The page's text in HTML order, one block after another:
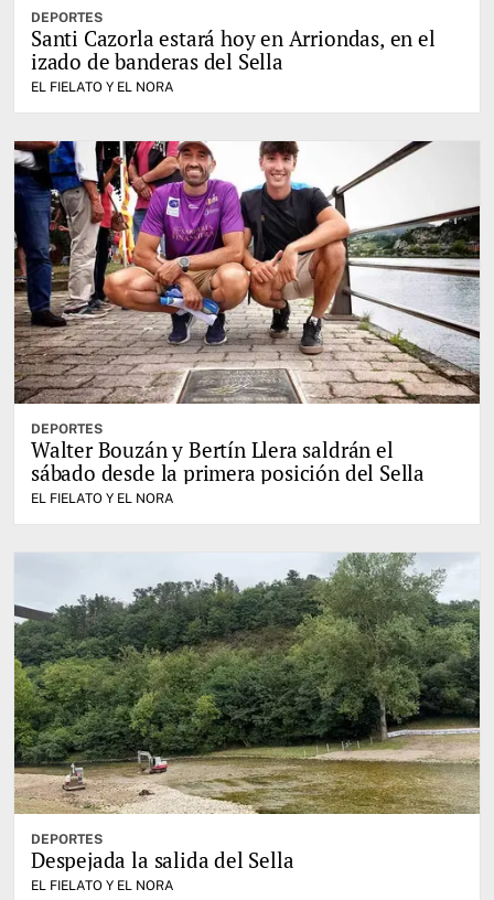
DEPORTES
Santi Cazorla estará hoy en Arriondas, en el
izado de banderas del Sella
EL FIELATO Y EL NORA
DEPORTES
Walter Bouzán y Bertín Llera saldrán el
sábado desde la primera posición del Sella
EL FIELATO Y EL NORA
DEPORTES
Despejada la salida del Sella
EL FIELATO Y EL NORA